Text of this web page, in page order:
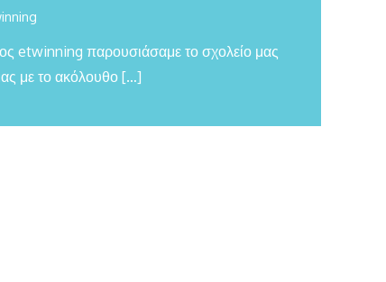
etwinning παρουσιάσαμε το σχολείο μας
με το ακόλουθο […]